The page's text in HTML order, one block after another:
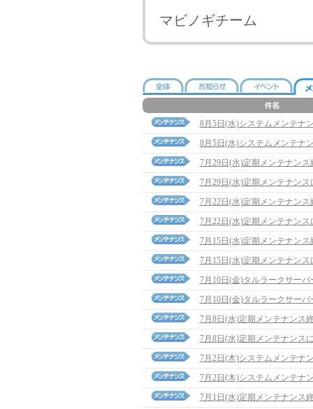
マビノギチーム
8月5日(水)システムメンテナ
8月5日(水)システムメンテナ
7月29日(水)定期メンテナン
7月29日(水)定期メンテナンス
7月22日(水)定期メンテナン
7月22日(水)定期メンテナンス
7月15日(水)定期メンテナン
7月15日(水)定期メンテナンス
7月10日(金)タルラークサー
7月10日(金)タルラークサー
7月8日(水)定期メンテナンス
7月8日(水)定期メンテナンス
7月2日(木)システムメンテナ
7月2日(木)システムメンテナ
7月1日(水)定期メンテナンス